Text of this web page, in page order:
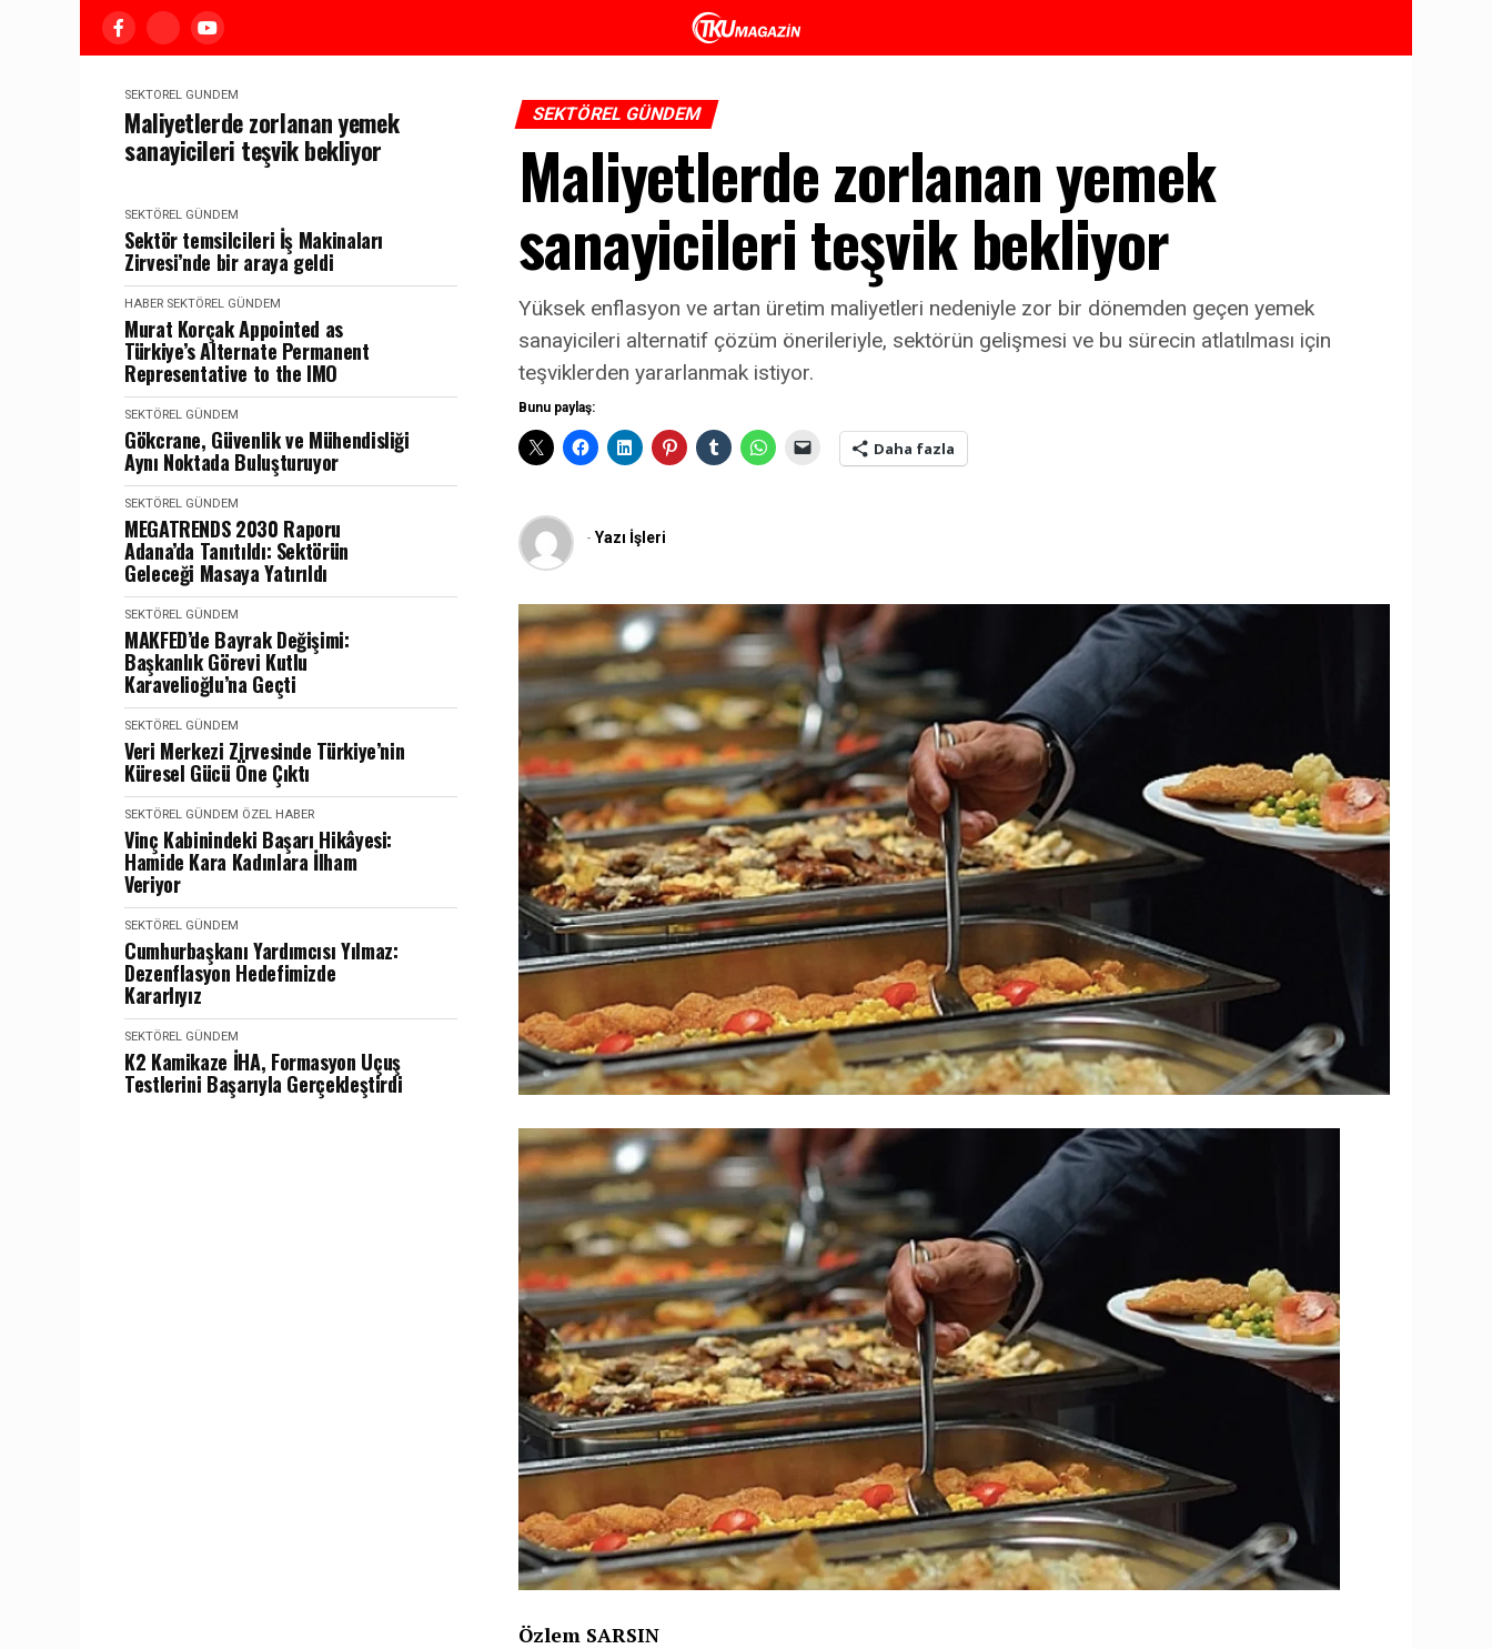
SEKTÖREL GÜNDEM
Maliyetlerde zorlanan yemek
sanayicileri teşvik bekliyor
SEKTÖREL GÜNDEM
Sektör temsilcileri İş Makinaları
Zirvesi’nde bir araya geldi
HABER SEKTÖREL GÜNDEM
Murat Korçak Appointed as
Türkiye’s Alternate Permanent
Representative to the IMO
SEKTÖREL GÜNDEM
Gökcrane, Güvenlik ve Mühendisliği
Aynı Noktada Buluşturuyor
SEKTÖREL GÜNDEM
MEGATRENDS 2030 Raporu
Adana’da Tanıtıldı: Sektörün
Geleceği Masaya Yatırıldı
SEKTÖREL GÜNDEM
MAKFED’de Bayrak Değişimi:
Başkanlık Görevi Kutlu
Karavelioğlu’na Geçti
SEKTÖREL GÜNDEM
Veri Merkezi Zirvesinde Türkiye’nin
Küresel Gücü Öne Çıktı
SEKTÖREL GÜNDEM ÖZEL HABER
Vinç Kabinindeki Başarı Hikâyesi:
Hamide Kara Kadınlara İlham
Veriyor
SEKTÖREL GÜNDEM
Cumhurbaşkanı Yardımcısı Yılmaz:
Dezenflasyon Hedefimizde
Kararlıyız
SEKTÖREL GÜNDEM
K2 Kamikaze İHA, Formasyon Uçuş
Testlerini Başarıyla Gerçekleştirdi
SEKTÖREL GÜNDEM
Maliyetlerde zorlanan yemek
sanayicileri teşvik bekliyor
Yüksek enflasyon ve artan üretim maliyetleri nedeniyle zor bir dönemden geçen yemek
sanayicileri alternatif çözüm önerileriyle, sektörün gelişmesi ve bu sürecin atlatılması için
teşviklerden yararlanmak istiyor.
Bunu paylaş:
Daha fazla
- Yazı İşleri
Özlem SARSIN